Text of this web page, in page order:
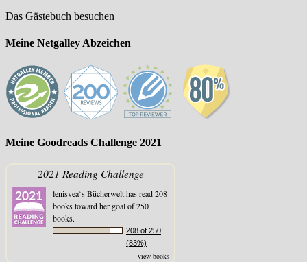
Das Gästebuch besuchen
Meine Netgalley Abzeichen
Meine Goodreads Challenge 2021
2021 Reading Challenge
lenisvea`s Bücherwelthas read 208
books toward her goal of 250
books.
208 of 250
(83%)
view books